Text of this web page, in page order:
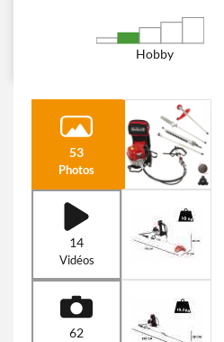
Hobby
53
Photos
14
Vidéos
62